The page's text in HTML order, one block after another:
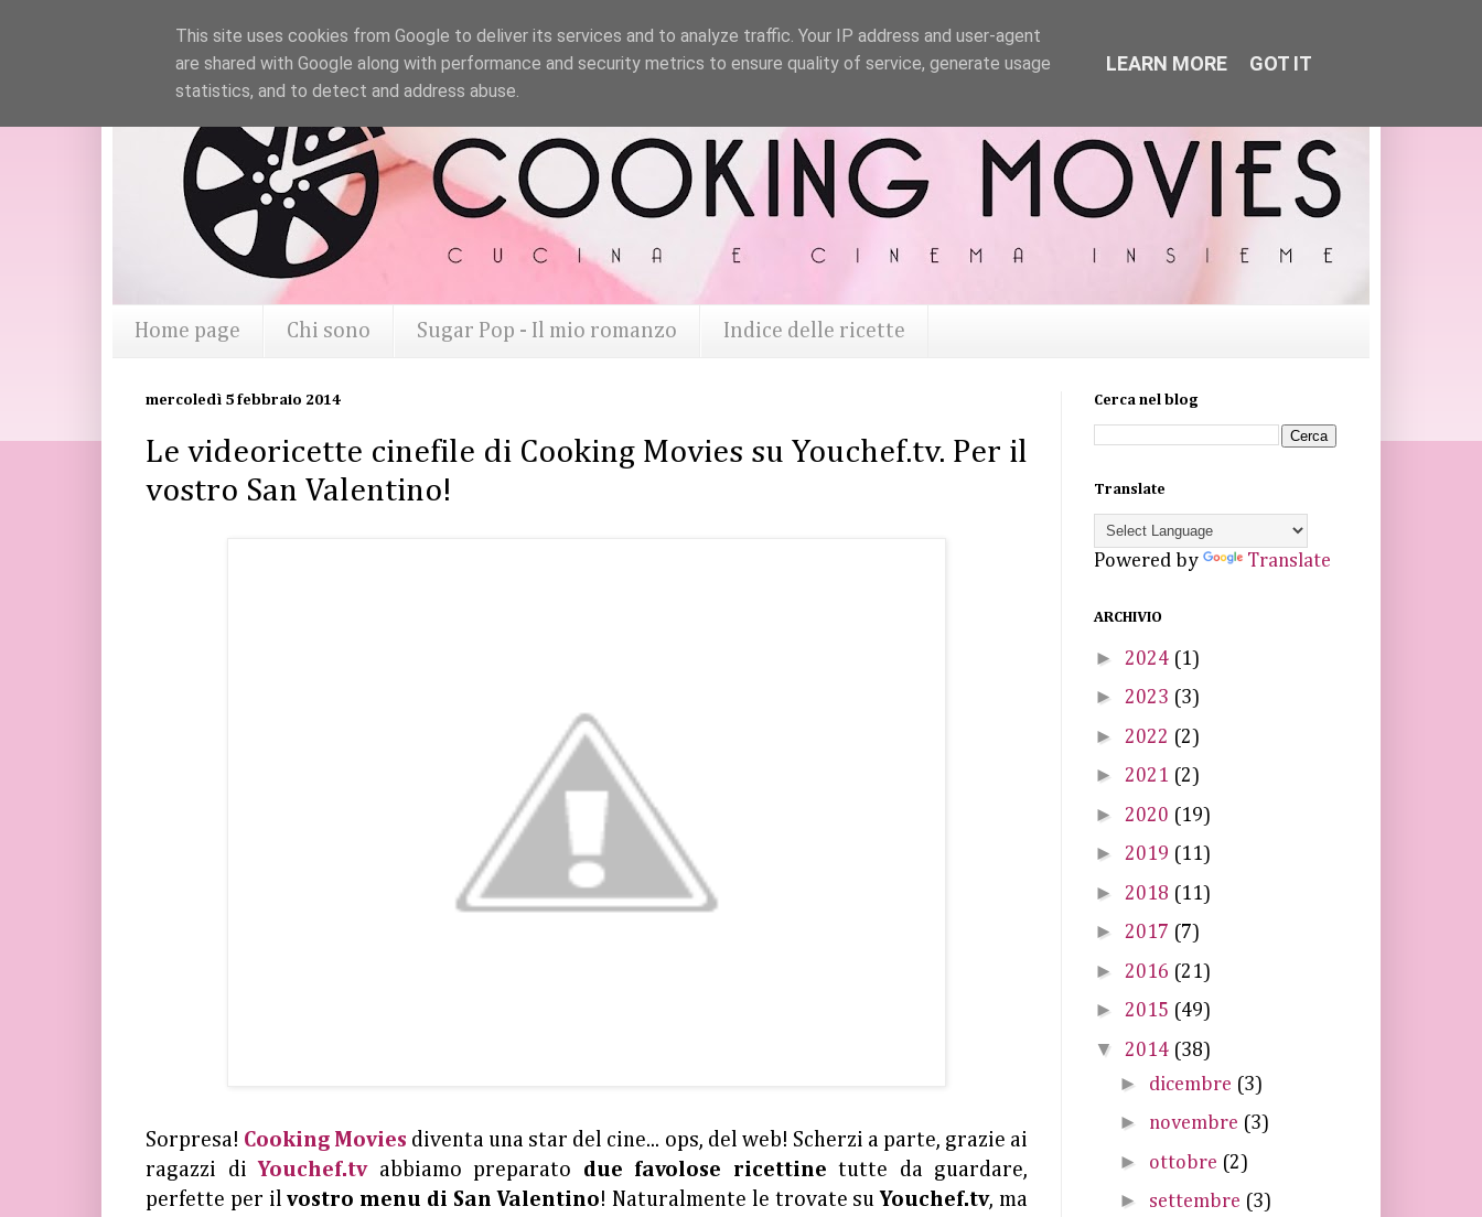
Home page Chi sono Sugar Pop - Il mio romanzo Indice delle ricette
mercoledì 5 febbraio 2014
Le videoricette cinefile di Cooking Movies su Youchef.tv. Per il
vostro San Valentino!
Sorpresa! Cooking Movies diventa una star del cine... ops, del web! Scherzi a parte, grazie ai
ragazzi di Youchef.tv abbiamo preparato due favolose ricettine tutte da guardare,
perfette per ilvostro menu di San Valentino! Naturalmente le trovate suYouchef.tv, ma
Cerca nel blog
Translate
Powered by Translate
ARCHIVIO
► 2024 (1)
► 2023 (3)
► 2022 (2)
► 2021 (2)
► 2020 (19)
► 2019 (11)
► 2018 (11)
► 2017 (7)
► 2016 (21)
► 2015 (49)
▼ 2014 (38)
► dicembre (3)
► novembre (3)
► ottobre (2)
► settembre (3)
This site uses cookies from Google to deliver its services and to analyze traffic. Your IP address and user-agent
are shared with Google along with performance and security metrics to ensure quality of service, generate usage
statistics, and to detect and address abuse.
LEARN MORE GOT IT